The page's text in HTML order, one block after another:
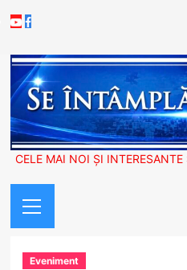
to
Youtube
Facebook
CELE MAI NOI ȘI
Menu
Eveniment